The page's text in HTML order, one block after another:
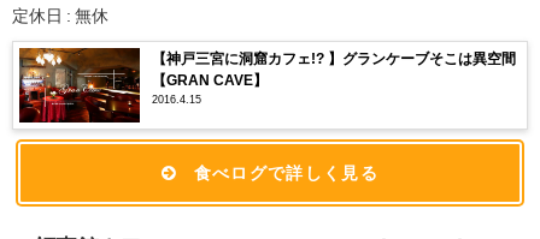
定休日 : 無休
【神戸三宮に洞窟カフェ!? 】グランケーブそこは異空間
【GRAN CAVE】
2016.4.15
食べログで詳しく見る